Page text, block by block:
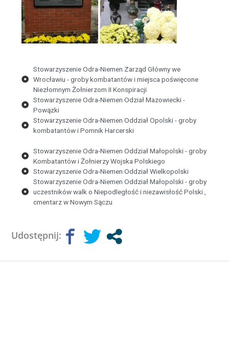
Stowarzyszenie Odra-Niemen Zarząd Główny we
Wrocławiu - groby kombatantów i miejsca poświęcone
Niezłomnym Żołnierzom II Konspiracji
Stowarzyszenie Odra-Niemen Odział Mazowiecki -
Powązki
Stowarzyszenie Odra-Niemen Oddział Opolski - groby
kombatantów i Pomnik Harcerski
Stowarzyszenie Odra-Niemen Oddział Małopolski - groby
Kombatantów i Żołnierzy Wojska Polskiego
Stowarzyszenie Odra-Niemen Oddział Wielkopolski
Stowarzyszenie Odra-Niemen Oddział Małopolski - groby
uczestników walk o Niepodległość i niezawisłość Polski ,
cmentarz w Nowym Sączu
Udostępnij: